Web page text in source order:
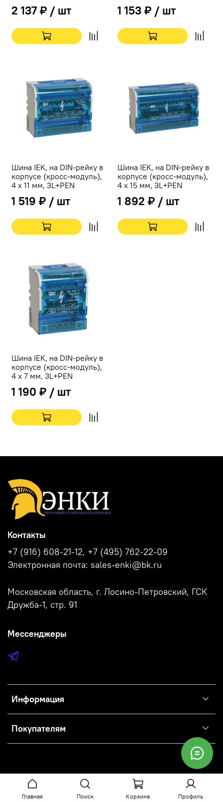
2 137 ₽ / шт 1 153 ₽ / шт
Шина IEK, на DIN-рейку в
корпусе (кросс-модуль),
4 x 11 мм, 3L+PEN
1 519 ₽ / шт
Шина IEK, на DIN-рейку в
корпусе (кросс-модуль),
4 x 15 мм, 3L+PEN
1 892 ₽ / шт
Шина IEK, на DIN-рейку в
корпусе (кросс-модуль),
4 x 7 мм, 3L+PEN
1 190 ₽ / шт
Информация
Покупателям
Контакты
+7 (916) 608-21-12, +7 (495) 762-22-09
Электронная почта: sales-enki@bk.ru
Московская область, г. Лосино-Петровский, ГСК
Дружба-1, стр. 91
Мессенджеры
Главная Поиск Корзина Профиль